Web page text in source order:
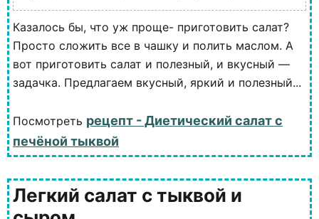
Казалось бы, что уж проще- приготовить салат?
Просто сложить все в чашку и полить маслом. А
вот приготовить салат и полезный, и вкусный —
задачка. Предлагаем вкусный, яркий и полезный...
Посмотреть рецепт - Диетический салат с
печёной тыквой
Легкий салат с тыквой и